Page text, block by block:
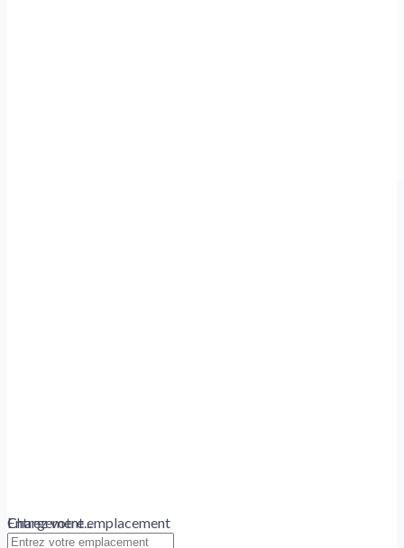
Chargement...
Entrez votre emplacement